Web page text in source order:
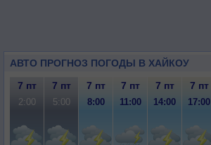
АВТО ПРОГНОЗ ПОГОДЫ В ХАЙКОУ
7 пт 7 пт 7 пт 7 пт 7 пт 7 пт
2:00 5:00 8:00 11:00 14:00 17:00